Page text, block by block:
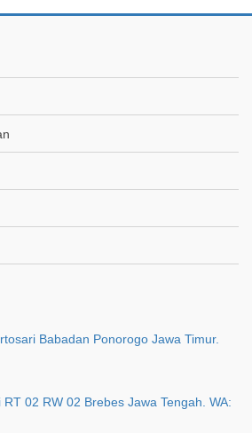
Babadan Ponorogo Jawa Timur.
02 RW 02 Brebes Jawa Tengah. WA: